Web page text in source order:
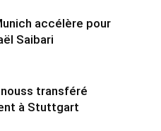
accélère pour
Saibari
transféré
à Stuttgart